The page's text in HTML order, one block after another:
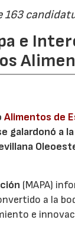
e
Alimentos de
galardonó a
(MAPA)
a la
e